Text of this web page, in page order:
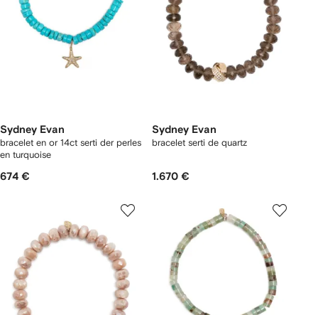
Sydney Evan
bracelet en or 14ct serti der perles
en turquoise
674 €
Sydney Evan
bracelet serti de quartz
1.670 €